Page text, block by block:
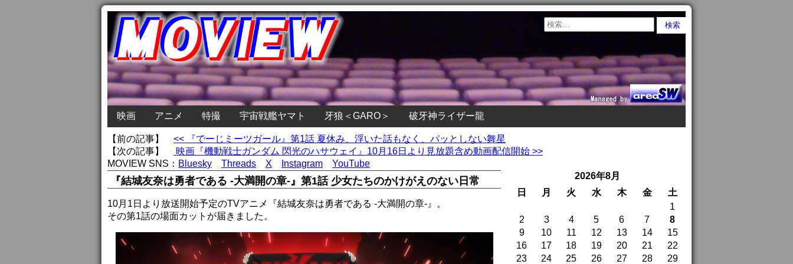
映画 アニメ 特撮 宇宙戦艦ヤマト 牙狼＜GARO＞ 破牙神ライザー龍
【前の記事】 << 『でーじミーツガール』第1話 夏休み、浮いた話もなく、パッとしない舞星
【次の記事】
映画『機動戦士ガンダム 閃光のハサウェイ』10月16日より見放題含め動画配信開始 >>
MOVIEW SNS： Bluesky Threads X Instagram YouTube
『結城友奈は勇者である -大満開の章-』第1話 少女たちのかけがえのない日常
10月1日より放送開始予定のTVアニメ『結城友奈は勇者である -大満開の章-』。
その第1話の場面カットが届きました。
2026年8月
日
月 火 水 木 金
土
1
2
3 4 5 6 7
8
9
10 11 12 13 14
15
16
17 18 19 20 21
22
23
24 25 26 27 28 29